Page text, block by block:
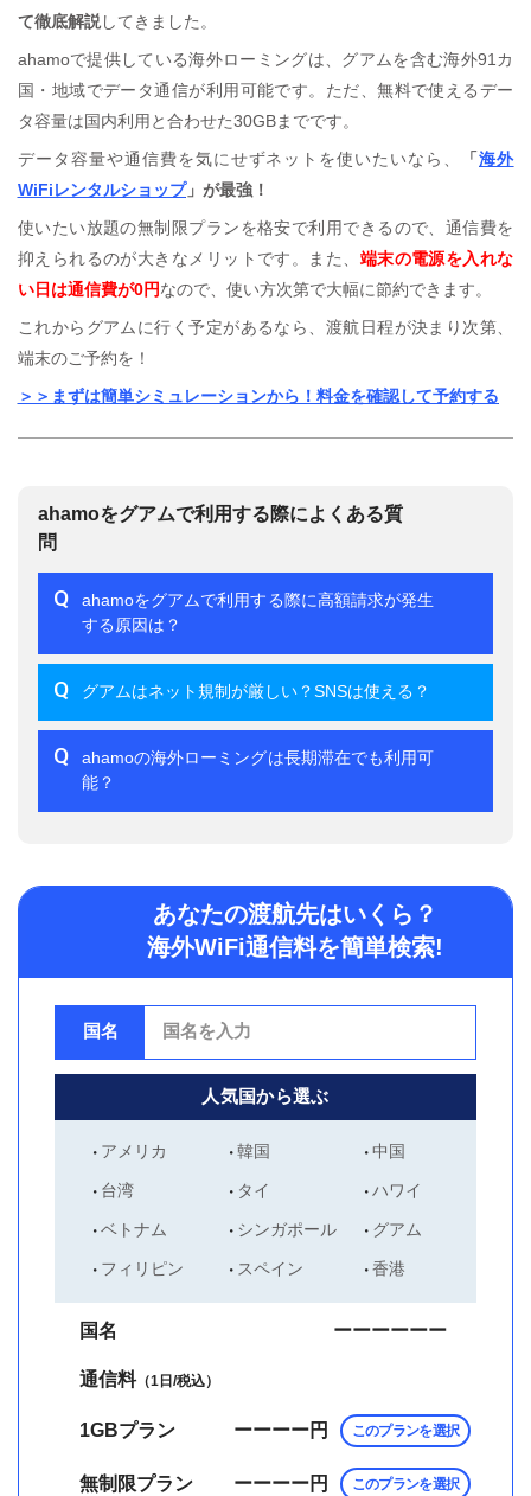
て徹底解説してきました。
ahamoで提供している海外ローミングは、グアムを含む海外91カ
国・地域でデータ通信が利用可能です。ただ、無料で使えるデー
タ容量は国内利用と合わせた30GBまでです。
データ容量や通信費を気にせずネットを使いたいなら、
「海外
WiFiレンタルショップ」が最強！
使いたい放題の無制限プランを格安で利用できるので、通信費を
抑えられるのが大きなメリットです。また、 端末の電源を入れな
い日は通信費が0円なので、使い方次第で大幅に節約できます。
これからグアムに行く予定があるなら、渡航日程が決まり次第、
端末のご予約を！
＞＞まずは簡単シミュレーションから！料金を確認して予約する
ahamoをグアムで利用する際によくある質
問
Q
ahamoをグアムで利用する際に高額請求が発生
する原因は？
Q グアムはネット規制が厳しい？SNSは使える？
Q
ahamoの海外ローミングは長期滞在でも利用可
能？
あなたの渡航先はいくら？
海外WiFi通信料を簡単検索!
国名
人気国から選ぶ
アメリカ 韓国 中国
台湾 タイ ハワイ
ベトナム シンガポール グアム
フィリピン スペイン 香港
国名 ーーーーーー
通信料（1日/税込）
1GBプラン ーーーー円 このプランを選択
無制限プラン ーーーー円 このプランを選択